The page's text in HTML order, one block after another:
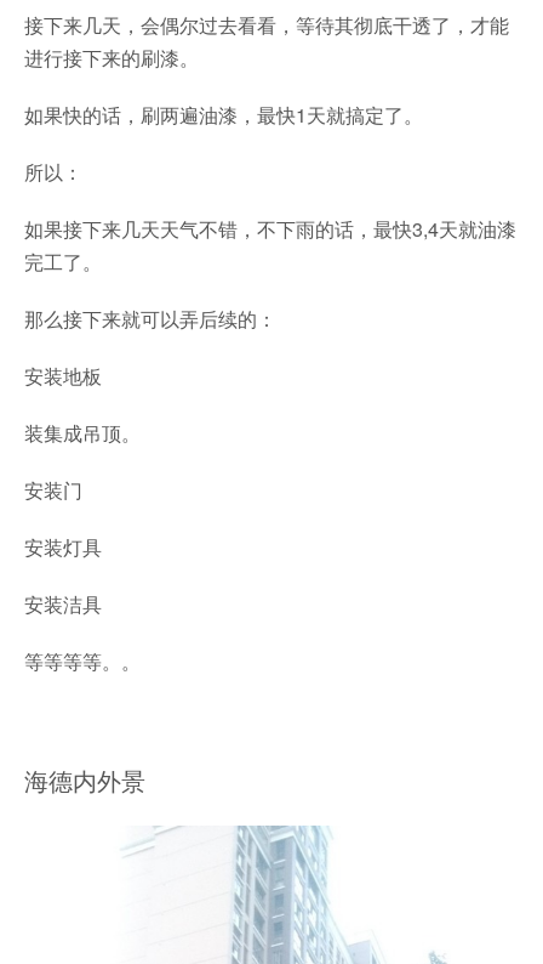
接下来几天，会偶尔过去看看，等待其彻底干透了，才能
进行接下来的刷漆。
如果快的话，刷两遍油漆，最快1天就搞定了。
所以：
如果接下来几天天气不错，不下雨的话，最快3,4天就油漆
完工了。
那么接下来就可以弄后续的：
安装地板
装集成吊顶。
安装门
安装灯具
安装洁具
等等等等。。
海德内外景